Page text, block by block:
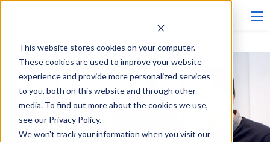
This website stores cookies on your computer.
These cookies are used to improve your website
experience and provide more personalized services
to you, both on this website and through other
media. To find out more about the cookies we use,
see our Privacy Policy.
We won't track your information when you visit our